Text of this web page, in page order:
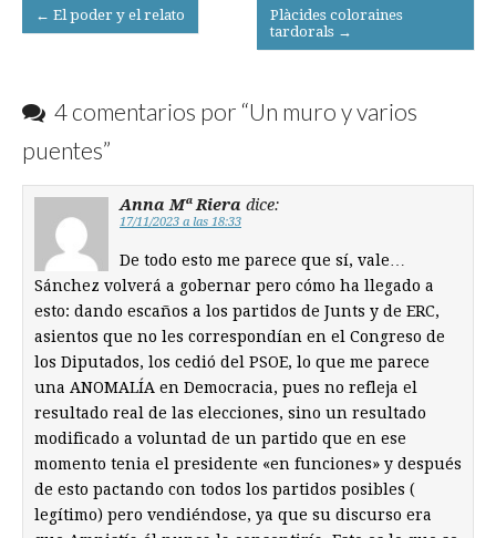
Post
← El poder y el relato
Plàcides coloraines
tardorals →
4 comentarios por “Un muro y varios
puentes”
Anna Mª Riera dice:
17/11/2023 a las 18:33
De todo esto me parece que sí, vale…
Sánchez volverá a gobernar pero cómo ha llegado a
esto: dando escaños a los partidos de Junts y de ERC,
asientos que no les correspondían en el Congreso de
los Diputados, los cedió del PSOE, lo que me parece
una ANOMALÍA en Democracia, pues no refleja el
resultado real de las elecciones, sino un resultado
modificado a voluntad de un partido que en ese
momento tenia el presidente «en funciones» y después
de esto pactando con todos los partidos posibles (
legítimo) pero vendiéndose, ya que su discurso era